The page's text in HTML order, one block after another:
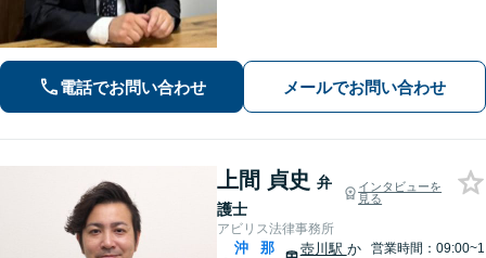
多数【バス停「天久」2分】
電話でお問い合わせ メールでお問い合わせ
上間 貞史 弁
護士
インタビューを
見る
アビリス法律事務所
沖
那
壺川駅 か
営業時間：09:00~1